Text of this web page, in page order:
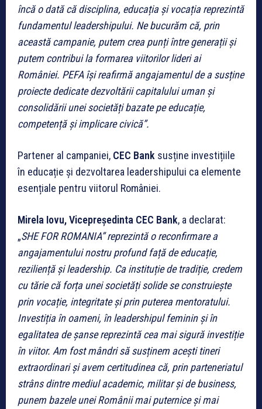
încă o dată că disciplina, educația și vocația reprezintă
fundamentul leadershipului. Ne bucurăm că, prin
această campanie, putem crea punți între generații și
putem contribui la formarea viitorilor lideri ai
României. PEFA își reafirmă angajamentul de a susține
proiecte dedicate dezvoltării capitalului uman și
consolidării unei societăți bazate pe educație,
competență și implicare civică”.
Partener al campaniei, CEC Bank susține investițiile
în educație și dezvoltarea leadershipului ca elemente
esențiale pentru viitorul României.
Mirela Iovu, Vicepreședinta CEC Bank, a declarat:
„SHE FOR ROMANIA” reprezintă o reconfirmare a
angajamentului nostru profund față de educație,
reziliență și leadership. Ca instituție de tradiție, credem
cu tărie că forța unei societăți solide se construiește
prin vocație, integritate și prin puterea mentoratului.
Investiția în oameni, în leadershipul feminin și în
egalitatea de șanse reprezintă cea mai sigură investiție
în viitor. Am fost mândri să susținem acești tineri
extraordinari și avem certitudinea că, prin parteneriatul
strâns dintre mediul academic, militar și de business,
punem bazele unei Românii mai puternice și mai